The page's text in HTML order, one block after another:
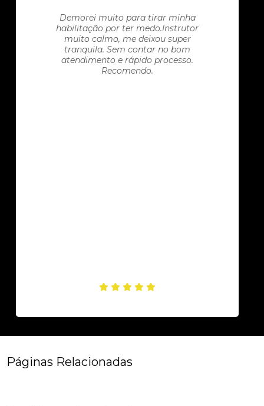
Demorei muito para tirar minha
habilitação por ter medo.Instrutor
muito calmo, me deixou super
tranquila. Sem contar no bom
atendimento e rápido processo.
Recomendo.
Páginas Relacionadas